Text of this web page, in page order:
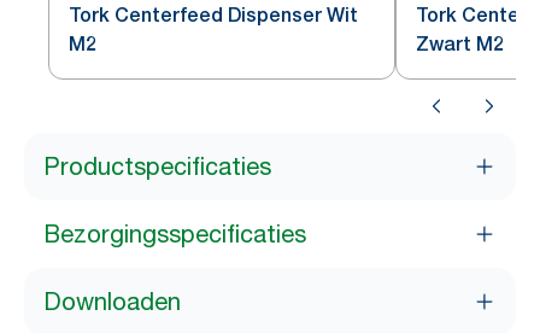
Tork Centerfeed Dispenser Wit
M2
Tork
Zwart M2
Productspecificaties
Bezorgingsspecificaties
Downloaden